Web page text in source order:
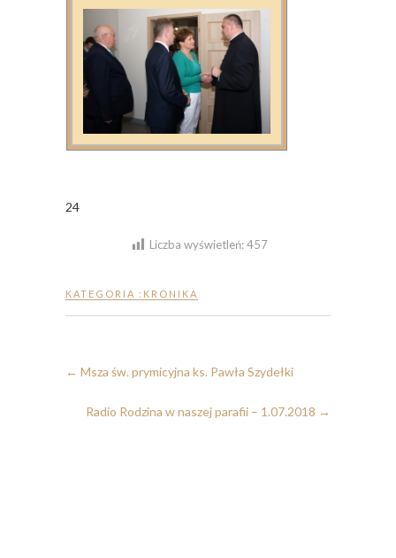
24
Liczba wyświetleń: 457
KATEGORIA : KRONIKA
← Msza św. prymicyjna ks. Pawła Szydełki
Radio Rodzina w naszej parafii – 1.07.2018 →